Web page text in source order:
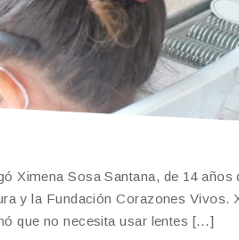
Ximena Sosa Santana, de 14
y la Fundación Corazones Vivos.
que no necesita usar lentes […]